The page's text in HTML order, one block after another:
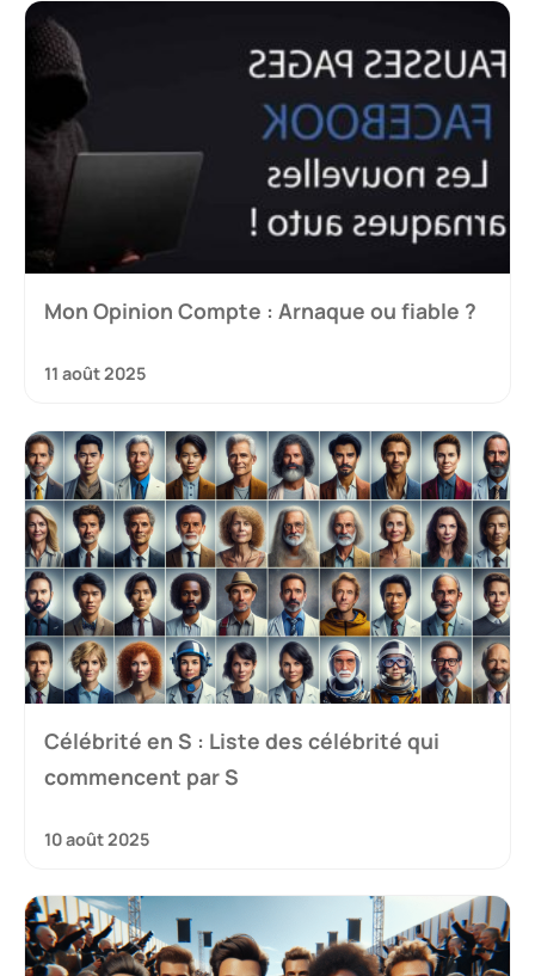
Mon Opinion Compte : Arnaque ou fiable ?
11 août 2025
Célébrité en S : Liste des célébrité qui
commencent par S
10 août 2025